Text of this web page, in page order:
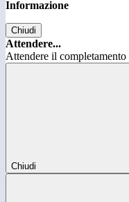
Informazione
Chiudi
Attendere...
Attendere il
Chiudi